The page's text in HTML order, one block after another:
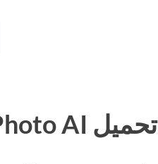
تحميل Topaz Photo AI للكمبيوتر ويندوز